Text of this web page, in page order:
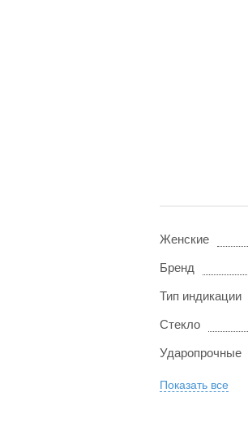
Женские
Бренд
Тип индикации
Стекло
Ударопрочные
Показать все